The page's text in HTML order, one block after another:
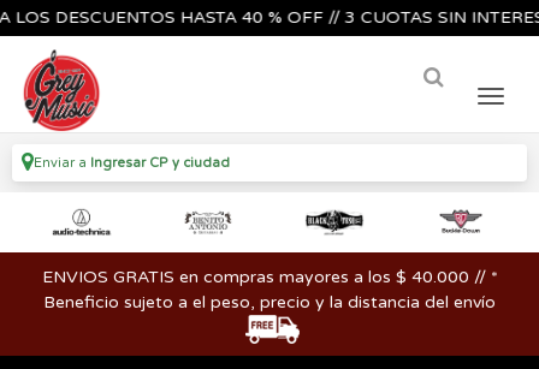
DESCUENTOS HASTA 40 % OFF // 3 CUOTAS SIN
Enviar a Ingresar CP y ciudad
ENVIOS GRATIS en compras mayores a los $ 40.000 // *
Beneficio sujeto a el peso, precio y la distancia del envío